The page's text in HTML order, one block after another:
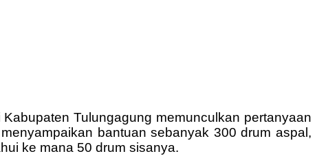
Tulungagung memunculkan pertanyaan
bantuan sebanyak 300 drum aspal,
ke mana 50 drum sisanya.